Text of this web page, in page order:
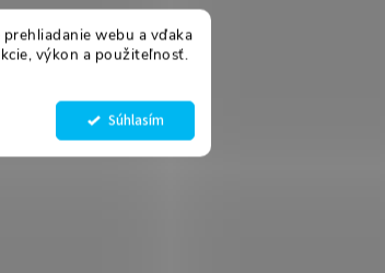
webu a vďaka
výkon a použiteľnosť.
Súhlasím